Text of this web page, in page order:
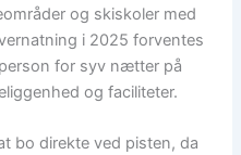
og skiskoler med
i 2025 forventes
for syv nætter på
og faciliteter.
bo direkte ved pisten, da